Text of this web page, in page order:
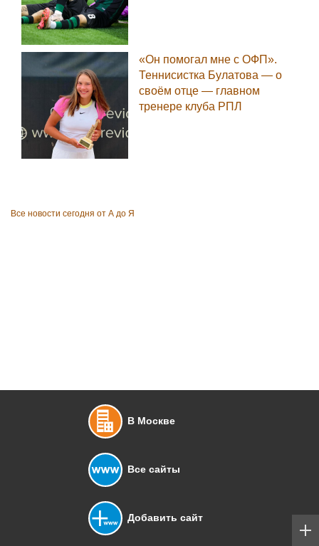
«Он помогал мне с ОФП».
Теннисистка Булатова — о
своём отце — главном
тренере клуба РПЛ
Все новости сегодня от А до Я
В Москве
Все сайты
Добавить сайт